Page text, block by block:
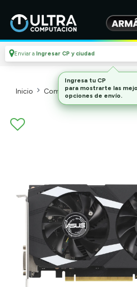
Enviar a Ingresar CP y ciudad
Inicio Componentes De Pc
Ingresa tu CP
para mostrarte las
opciones de envío.